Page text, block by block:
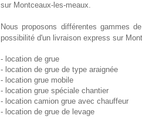
sur Montceaux-les-meaux.
Nous proposons différentes gammes
possibilité d'un livraison express sur
- location de grue
- location de grue de type araignée
- location grue mobile
- location grue spéciale chantier
- location camion grue avec chauffeur
- location de grue de levage